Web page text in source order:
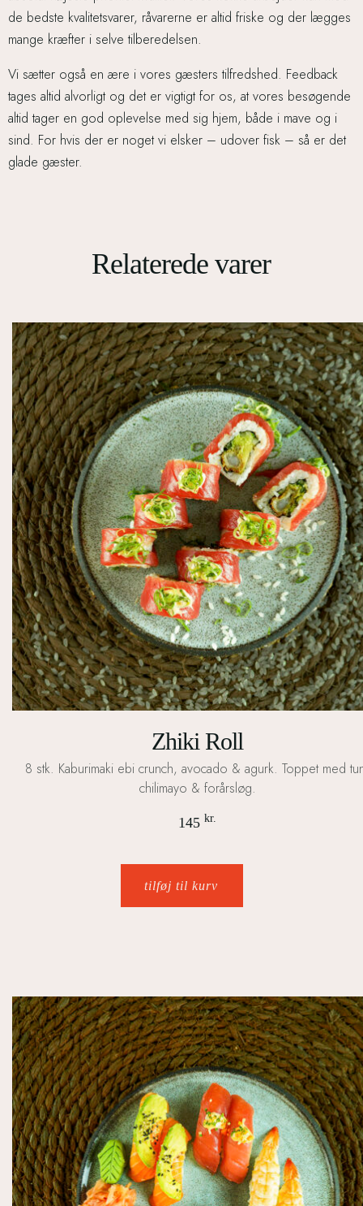
de bedste kvalitetsvarer, råvarerne er altid friske og der lægges
mange kræfter i selve tilberedelsen.
Vi sætter også en ære i vores gæsters tilfredshed. Feedback
tages altid alvorligt og det er vigtigt for os, at vores besøgende
altid tager en god oplevelse med sig hjem, både i mave og i
sind. For hvis der er noget vi elsker – udover fisk – så er det
glade gæster.
Relaterede varer
Zhiki Roll
8 stk. Kaburimaki ebi crunch, avocado & agurk. Toppet med
chilimayo & forårsløg.
145kr.
tilføj til kurv